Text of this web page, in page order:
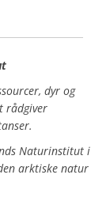
dyr og
rådgiver
Naturinstitut i
arktiske natur